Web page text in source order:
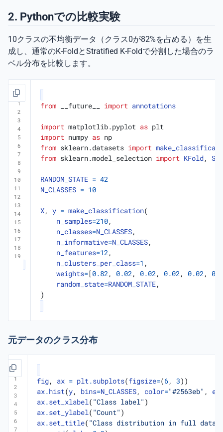
2. Pythonでの比較実験
10クラスの不均衡データ（クラス0が82%を占める）を生
成し、通常のK-FoldとStratified K-Foldで分割した場合のラ
ベル分布を比較します。
1
from __future__ import annotations
import matplotlib.pyplot as plt
import numpy as np
from sklearn.datasets import
from sklearn.model_selection import KFold,
RANDOM_STATE = 42
N_CLASSES = 10
X, y = make_classification(
n_samples=210,
n_classes=N_CLASSES,
n_informative=N_CLASSES,
n_features=12,
n_clusters_per_class=1 ,
weights=[0.82, 0.02, 0.02, 0.02, 0.02,
random_state=RANDOM_STATE,
)
元データのクラス分布
1
fig, ax = plt .subplots(figsize=(6, 3))
ax.hist(y, bins=N_CLASSES, color="#2563eb" ,
ax.set_xlabel ( "Class label" )
ax.set_ylabel ( "Count" )
ax.set_title( "Class distribution in full